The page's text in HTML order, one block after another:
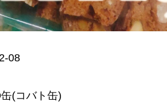
08
(コバト缶)